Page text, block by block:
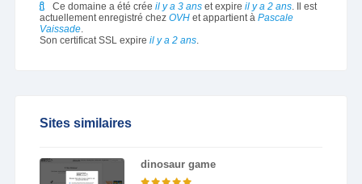
Ce domaine a été crée il y a 3 anset expire il y a 2 ans. Il est
actuellement enregistré chez OVHet appartient à Pascale
Vaissade.
Son certificat SSL expire il y a 2 ans.
Sites similaires
dinosaur game